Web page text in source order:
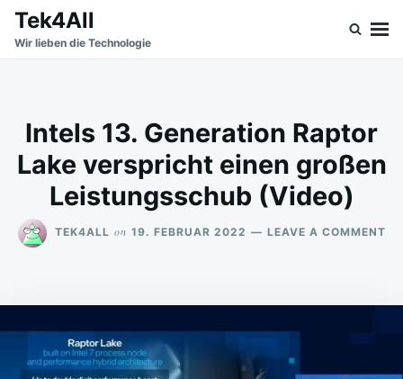
SkipSearch
for:
Tek4All
Wir lieben die Technologie
Intels 13. Generation Raptor
Lake verspricht einen großen
Leistungsschub (Video)
TEK4ALL on 19. FEBRUAR 2022 LEAVE A COMMENTON